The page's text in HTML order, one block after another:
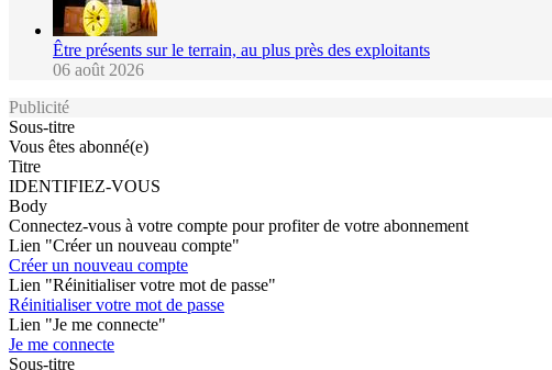
Être présents sur le terrain, au plus près des exploitants
06 août 2026
Publicité
Sous-titre
Vous êtes abonné(e)
Titre
IDENTIFIEZ-VOUS
Body
Connectez-vous à votre compte pour profiter de votre abonnement
Lien "Créer un nouveau compte"
Créer un nouveau compte
Lien "Réinitialiser votre mot de passe"
Réinitialiser votre mot de passe
Lien "Je me connecte"
Je me connecte
Sous-titre